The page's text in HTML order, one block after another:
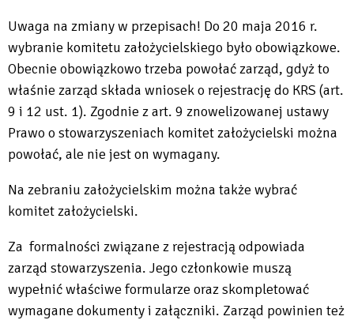
Uwaga na zmiany w przepisach! Do 20 maja 2016 r.
wybranie komitetu założycielskiego było obowiązkowe.
Obecnie obowiązkowo trzeba powołać zarząd, gdyż to
właśnie zarząd składa wniosek o rejestrację do KRS (art.
9 i 12 ust. 1). Zgodnie z art. 9 znowelizowanej ustawy
Prawo o stowarzyszeniach komitet założycielski można
powołać, ale nie jest on wymagany.
Na zebraniu założycielskim można także wybrać
komitet założycielski.
Za formalności związane z rejestracją odpowiada
zarząd stowarzyszenia. Jego członkowie muszą
wypełnić właściwe formularze oraz skompletować
wymagane dokumenty i załączniki. Zarząd powinien też